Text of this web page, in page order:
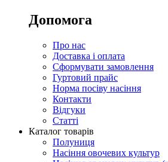
Допомога
Про нас
Доставка і оплата
Сформувати замовлення
Гуртовий прайс
Норма посіву насіння
Контакти
Відгуки
Статті
Каталог товарів
Полуниця
Насіння овочевих культур